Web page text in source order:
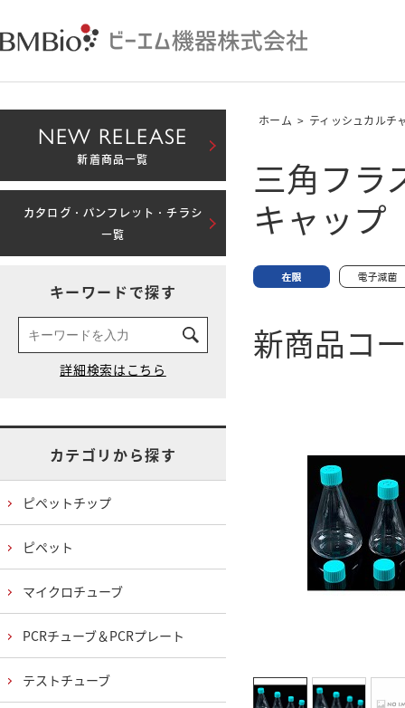
ホーム > ティッシュカルチ
三角フ
キャッ
新商品コ
NEW RELEASE
新着商品一覧
カタログ・パンフレット・チラシ
一覧
キーワードで探す
カテゴリから探す
ピペットチップ
ピペット
マイクロチューブ
PCRチューブ＆PCRプレート
テストチューブ